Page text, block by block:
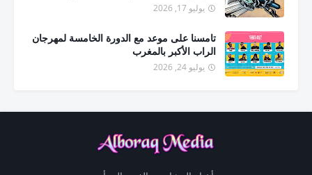
يوليو 17, 2026
تامسنا على موعد مع الدورة الخامسة لمهرجان
الراب الأكبر بالمغرب
يوليو 24, 2026